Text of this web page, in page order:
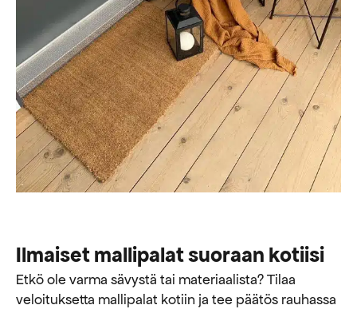
Ilmaiset mallipalat suoraan kotiisi
Etkö ole varma sävystä tai materiaalista? Tilaa
veloituksetta mallipalat kotiin ja tee päätös rauhassa